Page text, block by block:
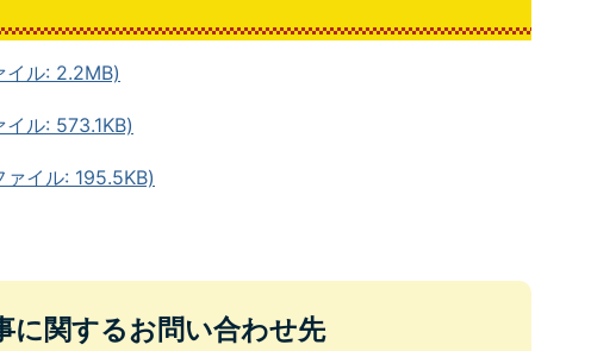
ル: 2.2MB)
ル: 573.1KB)
イル: 195.5KB)
に関するお問い合わせ先